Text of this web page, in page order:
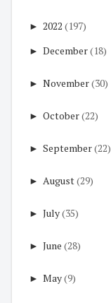
► 2022 (197)
► December(18)
► November(30)
► October(22)
► September(22)
► August(29)
► July(35)
► June (28)
► May(9)